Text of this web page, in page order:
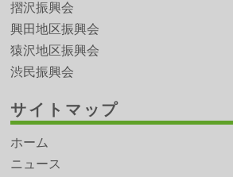
摺沢振興会
興田地区振興会
猿沢地区振興会
渋民振興会
サイトマップ
ホーム
ニュース